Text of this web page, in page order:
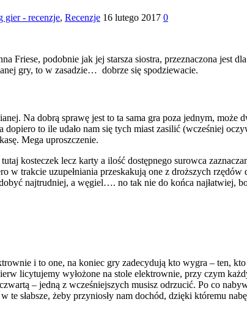
gier - recenzje, Recenzje 16 lutego 2017 0
Friese, podobnie jak jej starsza siostra, przeznaczona
gry, to w zasadzie… dobrze się spodziewacie.
Na dobrą sprawę jest to ta sama gra poza jednym,
to ile udało nam się tych miast zasilić (wcześniej
Mega uproszczenie.
kosteczek lecz karty a ilość dostępnego surowca
w trakcie uzupełniania przeskakują one z droższych
najtrudniej, a węgiel…. no tak nie do końca najłatwiej,
i to one, na koniec gry zadecydują kto wygra – ten,
licytujemy wyłożone na stole elektrownie, przy czym
– jedną z wcześniejszych musisz odrzucić. Po co
te słabsze, żeby przyniosły nam dochód, dzięki któremu